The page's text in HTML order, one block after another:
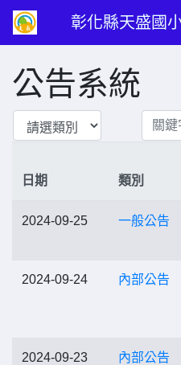
彰化縣天盛國
公告系統
日期 類別
2024-09-25 一般公告
2024-09-24 內部公告
2024-09-23 內部公告